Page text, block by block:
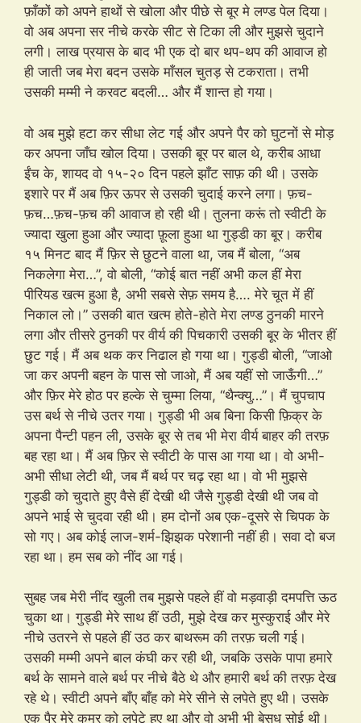
फ़ाँकों को अपने हाथों से खोला और पीछे से बूर मे लण्ड पेल दिया।
वो अब अपना सर नीचे करके सीट से टिका ली और मुझसे चुदाने
लगी। लाख प्रयास के बाद भी एक दो बार थप-थप की आवाज हो
ही जाती जब मेरा बदन उसके माँसल चुतड़ से टकराता। तभी
उसकी मम्मी ने करवट बदली… और मैं शान्त हो गया।
वो अब मुझे हटा कर सीधा लेट गई और अपने पैर को घुटनों से मोड़
कर अपना जाँघ खोल दिया। उसकी बूर पर बाल थे, करीब आधा
ईंच के, शायद वो १५-२० दिन पहले झाँट साफ़ की थी। उसके
इशारे पर मैं अब फ़िर ऊपर से उसकी चुदाई करने लगा। फ़च-
फ़च…फ़च-फ़च की आवाज हो रही थी। तुलना करूं तो स्वीटी के
ज्यादा खुला हुआ और ज्यादा फ़ूला हुआ था गुड्डी का बूर। करीब
१५ मिनट बाद मैं फ़िर से छुटने वाला था, जब मैं बोला, “अब
निकलेगा मेरा…”, वो बोली, “कोई बात नहीं अभी कल हीं मेरा
पीरियड खत्म हुआ है, अभी सबसे सेफ़ समय है…. मेरे चूत में हीं
निकाल लो।” उसकी बात खत्म होते-होते मेरा लण्ड ठुनकी मारने
लगा और तीसरे ठुनकी पर वीर्य की पिचकारी उसकी बूर के भीतर हीं
छुट गई। मैं अब थक कर निढाल हो गया था। गुड्डी बोली, “जाओ
जा कर अपनी बहन के पास सो जाओ, मैं अब यहीं सो जाऊँगी…”
और फ़िर मेरे होठ पर हल्के से चुम्मा लिया, “थैन्क्यु…”। मैं चुपचाप
उस बर्थ से नीचे उतर गया। गुड्डी भी अब बिना किसी फ़िक्र के
अपना पैन्टी पहन ली, उसके बूर से तब भी मेरा वीर्य बाहर की तरफ़
बह रहा था। मैं अब फ़िर से स्वीटी के पास आ गया था। वो अभी-
अभी सीधा लेटी थी, जब मैं बर्थ पर चढ़ रहा था। वो भी मुझसे
गुड्डी को चुदाते हुए वैसे हीं देखी थी जैसे गुड्डी देखी थी जब वो
अपने भाई से चुदवा रही थी। हम दोनों अब एक-दूसरे से चिपक के
सो गए। अब कोई लाज-शर्म-झिझक परेशानी नहीं ही। सवा दो बज
रहा था। हम सब को नींद आ गई।
सुबह जब मेरी नींद खुली तब मुझसे पहले हीं वो मड़वाड़ी दमपत्ति ऊठ
चुका था। गुड्डी मेरे साथ हीं उठी, मुझे देख कर मुस्कुराई और मेरे
नीचे उतरने से पहले हीं उठ कर बाथरूम की तरफ़ चली गई।
उसकी मम्मी अपने बाल कंघी कर रही थी, जबकि उसके पापा हमारे
बर्थ के सामने वाले बर्थ पर नीचे बैठे थे और हमारी बर्थ की तरफ़ देख
रहे थे। स्वीटी अपने बाँए बाँह को मेरे सीने से लपेते हुए थी। उसके
एक पैर मेरे कमर को लपेटे हुए था और वो अभी भी बेसुध सोई थी।